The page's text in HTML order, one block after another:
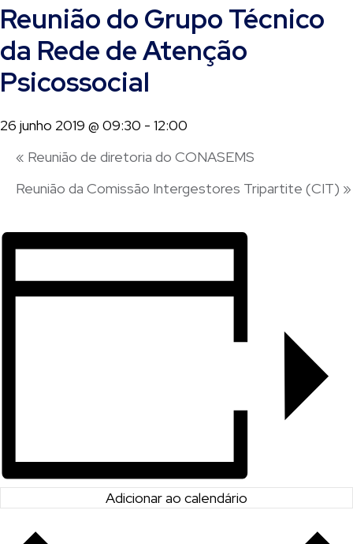
Reunião do Grupo Técnico
da Rede de Atenção
Psicossocial
26 junho 2019 @ 09:30 - 12:00
« Reunião de diretoria do CONASEMS
Reunião da Comissão Intergestores Tripartite (CIT) »
Adicionar ao calendário